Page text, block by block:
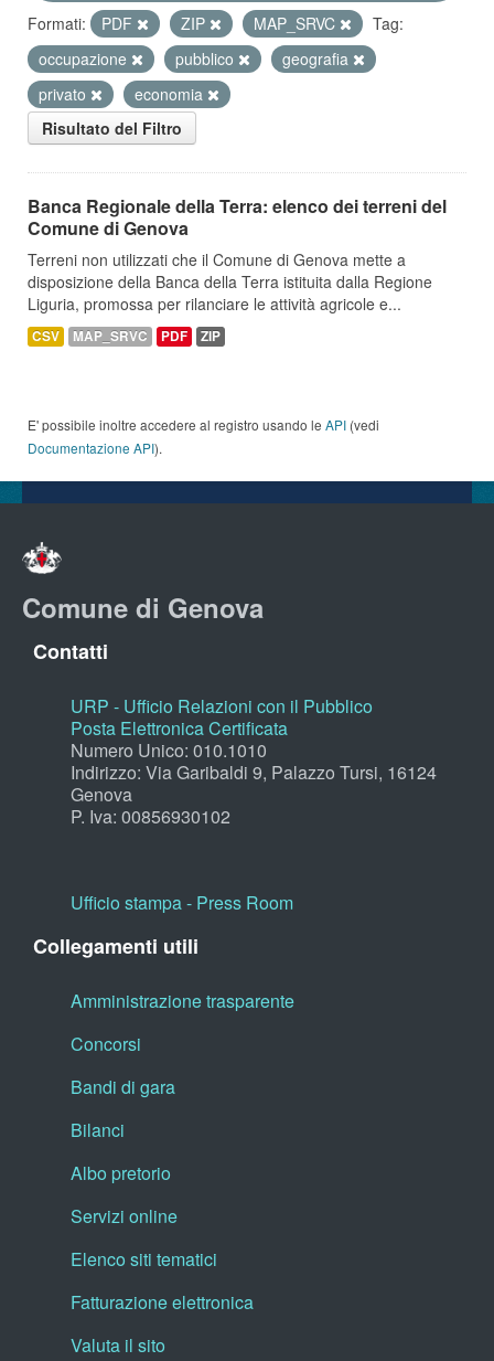
Formati:
PDF ZIP MAP_SRVC
Tag:
occupazione
pubblico
geografia
privato
economia
Risultato del Filtro
Banca Regionale della Terra: elenco dei terreni del
Comune di Genova
Terreni non utilizzati che il Comune di Genova mette a
disposizione della Banca della Terra istituita dalla Regione
Liguria, promossa per rilanciare le attività agricole e...
CSV MAP_SRVC PDF ZIP
E' possibile inoltre accedere al registro usando le API (vedi
Documentazione API).
Comune di Genova
Contatti
URP - Ufficio Relazioni con il Pubblico
Posta Elettronica Certificata
Numero Unico: 010.1010
Indirizzo: Via Garibaldi 9, Palazzo Tursi, 16124
Genova
P. Iva: 00856930102
Ufficio stampa - Press Room
Collegamenti utili
Amministrazione trasparente
Concorsi
Bandi di gara
Bilanci
Albo pretorio
Servizi online
Elenco siti tematici
Fatturazione elettronica
Valuta il sito